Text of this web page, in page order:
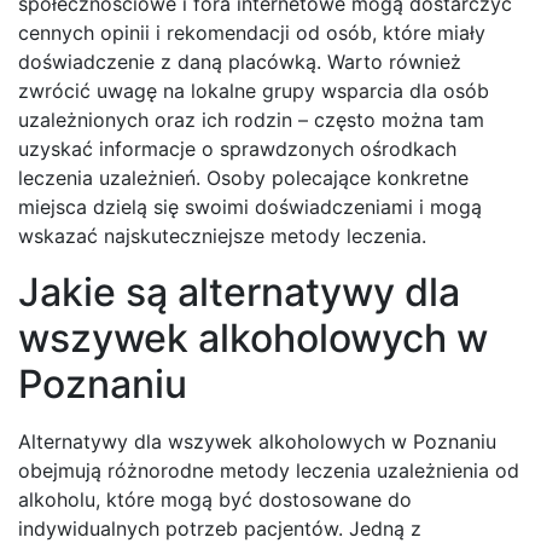
cennych opinii i rekomendacji od osób, które miały
doświadczenie z daną placówką. Warto również
zwrócić uwagę na lokalne grupy wsparcia dla osób
uzależnionych oraz ich rodzin – często można tam
uzyskać informacje o sprawdzonych ośrodkach
leczenia uzależnień. Osoby polecające konkretne
miejsca dzielą się swoimi doświadczeniami i mogą
wskazać najskuteczniejsze metody leczenia.
Jakie są alternatywy dla
wszywek alkoholowych w
Poznaniu
Alternatywy dla wszywek alkoholowych w Poznaniu
obejmują różnorodne metody leczenia uzależnienia od
alkoholu, które mogą być dostosowane do
indywidualnych potrzeb pacjentów. Jedną z